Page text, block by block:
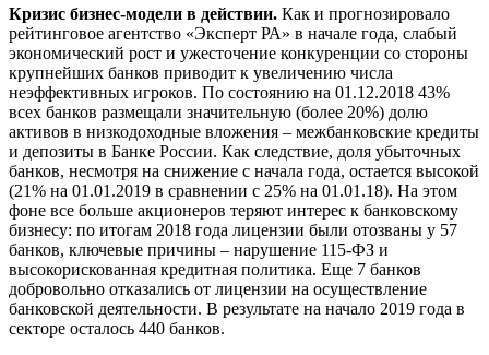
Кризис бизнес-модели в действии. Как и прогнозировало
рейтинговое агентство «Эксперт РА» в начале года, слабый
экономический рост и ужесточение конкуренции со стороны
крупнейших банков приводит к увеличению числа
неэффективных игроков. По состоянию на 01.12.2018 43%
всех банков размещали значительную (более 20%) долю
активов в низкодоходные вложения – межбанковские кредиты
и депозиты в Банке России. Как следствие, доля убыточных
банков, несмотря на снижение с начала года, остается высокой
(21% на 01.01.2019 в сравнении с 25% на 01.01.18). На этом
фоне все больше акционеров теряют интерес к банковскому
бизнесу: по итогам 2018 года лицензии были отозваны у 57
банков, ключевые причины – нарушение 115-ФЗ и
высокорискованная кредитная политика. Еще 7 банков
добровольно отказались от лицензии на осуществление
банковской деятельности. В результате на начало 2019 года в
секторе осталось 440 банков.